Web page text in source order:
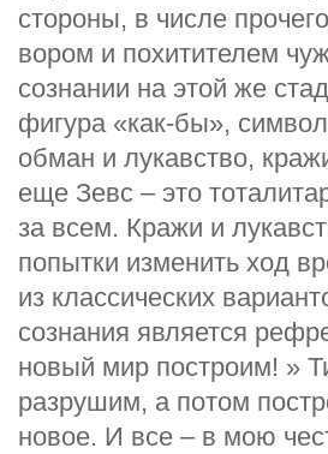
стороны, в числе
вором и похитителем
сознании на этой же
фигура «как-бы»,
обман и лукавство,
еще Зевс – это
за всем. Кражи и
попытки изменить ход
из классических
сознания является
новый мир построим! »
разрушим, а потом
новое. И все – в мою